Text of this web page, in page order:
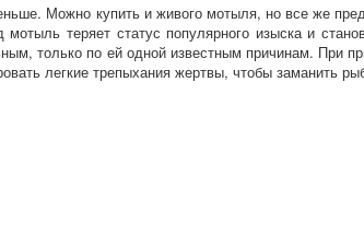
Можно купить и живого мотыля, но все же
теряет статус популярного изыска и
только по ей одной известным причинам. При
легкие трепыхания жертвы, чтобы заманить